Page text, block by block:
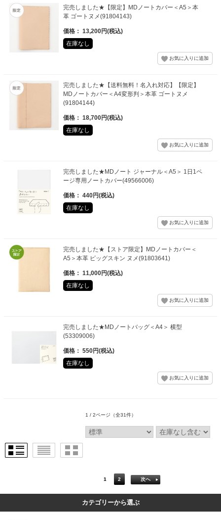
完売しました★【限定】MDノートカバー＜A5＞本
革 ゴートヌメ(91804143)
価格： 13,200円(税込)
在庫なし
完売しました★【送料無料！名入れ対応】【限定】
MDノートカバー＜A4変形判＞本革 ゴートヌメ
(91804144)
価格： 18,700円(税込)
在庫なし
完売しました★MDノート ジャーナル＜A5＞ 1日1ペ
ージ専用ノートカバー(49566006)
価格： 440円(税込)
在庫なし
完売しました★【ストア限定】MDノートカバー＜
A5＞本革 ピッグスキン ヌメ(91803641)
価格： 11,000円(税込)
在庫なし
完売しました★MDノートバッグ＜A4＞ 横型
(53309006)
価格： 550円(税込)
在庫なし
1 / 2ページ （全31件）
1 2 次へ
カテゴリーから選ぶ